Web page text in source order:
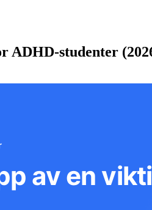
ADHD-studenter
av en